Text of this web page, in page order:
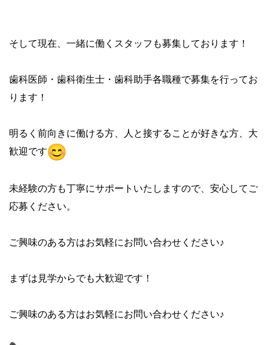
そして現在、一緒に働くスタッフも募集しております！
歯科医師・歯科衛生士・歯科助手各職種で募集を行ってお
ります！
明るく前向きに働ける方、人と接することが好きな方、大
歓迎です
未経験の方も丁寧にサポートいたしますので、安心してご
応募ください。
ご興味のある方はお気軽にお問い合わせください♪
まずは見学からでも大歓迎です！
ご興味のある方はお気軽にお問い合わせください♪